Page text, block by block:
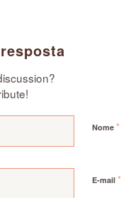
Nome *
E-mail *